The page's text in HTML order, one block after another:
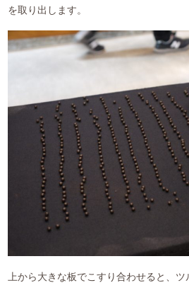
を取り出します。
上から大きな板でこすり合わせると、